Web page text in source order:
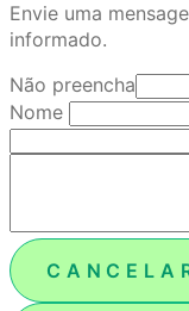
Envie uma
informado.
Não preencha
Nome